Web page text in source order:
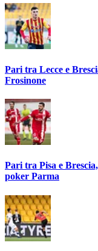
Pari tra Lecce e
Frosinone
Pari tra Pisa e
poker Parma